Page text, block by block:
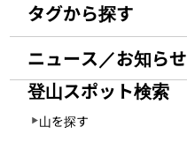
タグから探す
ニュース／お知らせ
登山スポット検索
山を探す